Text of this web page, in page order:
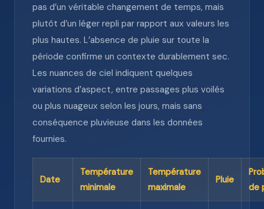
pas d’un véritable changement de temps, mais
plutôt d’un léger repli par rapport aux valeurs les
plus hautes. L’absence de pluie sur toute la
période confirme un contexte durablement sec.
Les nuances de ciel indiquent quelques
variations d’aspect, entre passages plus voilés
ou plus nuageux selon les jours, mais sans
conséquence pluvieuse dans les données
fournies.
Date
Température
minimale
Température
maximale
Pluie
de